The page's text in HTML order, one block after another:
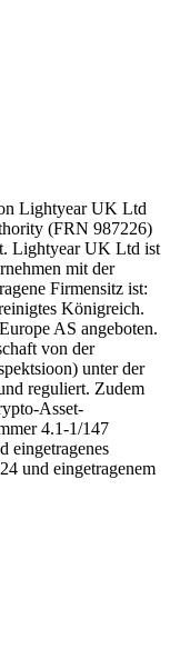
Lightyear UK Ltd
(FRN 987226)
Lightyear UK Ltd ist
mit der
Firmensitz ist:
Königreich.
AS angeboten.
von der
unter der
reguliert. Zudem
Asset-
4.1-1/147
eingetragenes
und eingetragenem